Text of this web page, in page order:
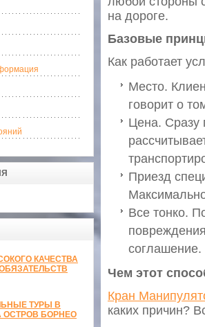
КАЧЕСТВА
ТУРЫ В
БОРНЕО
на дороге.
Базовые
Как работает
Место.
говорит о
Цена. Сразу
Приезд
Все тонко.
соглашение.
Чем этот
Кран
каких причин?